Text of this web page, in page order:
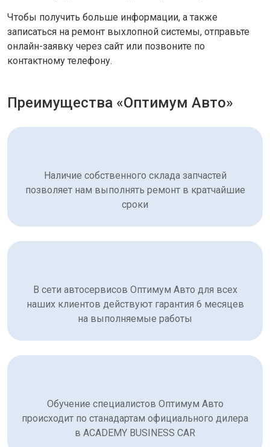
Чтобы получить больше информации, а также
записаться на ремонт выхлопной системы, отправьте
онлайн-заявку через сайт или позвоните по
контактному телефону.
Преимущества «Оптимум Авто»
Наличие собственного склада запчастей
позволяет нам выполнять ремонт в кратчайшие
сроки
В сети автосервисов Оптимум Авто для всех
наших клиентов действуют гарантия 6 месяцев
на выполняемые работы
Обучение специалистов Оптимум Авто
происходит по станадартам официального дилера
в ACADEMY BUSINESS CAR